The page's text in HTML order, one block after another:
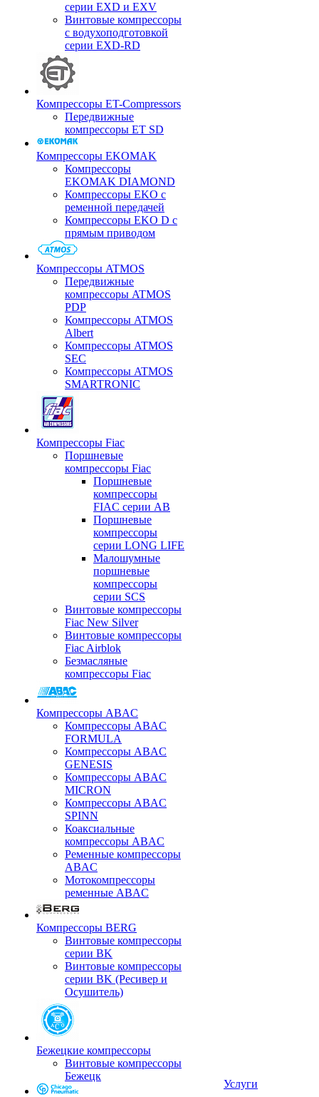
серии EXD и EXV
Винтовые компрессоры
с водухоподготовкой
серии EXD-RD
Компрессоры ET-Compressors
Передвижные
компрессоры ET SD
Компрессоры EKOMAK
Компрессоры
EKOMAK DIAMOND
Компрессоры EKO c
ременной передачей
Компрессоры EKO D с
прямым приводом
Компрессоры ATMOS
Передвижные
компрессоры ATMOS
PDP
Компрессоры ATMOS
Albert
Компрессоры ATMOS
SEC
Компрессоры ATMOS
SMARTRONIC
Компрессоры Fiac
Поршневые
компрессоры Fiac
Поршневые
компрессоры
FIAC серии AB
Поршневые
компрессоры
серии LONG LIFE
Малошумные
поршневые
компрессоры
серии SCS
Винтовые компрессоры
Fiac New Silver
Винтовые компрессоры
Fiac Airblok
Безмасляные
компрессоры Fiac
Компрессоры ABAC
Компрессоры ABAC
FORMULA
Компрессоры ABAC
GENESIS
Компрессоры ABAC
MICRON
Компрессоры ABAC
SPINN
Коаксиальные
компрессоры ABAC
Ременные компрессоры
ABAC
Мотокомпрессоры
ременные ABAC
Компрессоры BERG
Винтовые компрессоры
серии BK
Винтовые компрессоры
серии BK (Ресивер и
Осушитель)
Бежецкие компрессоры
Винтовые компрессоры
Бежецк
Услуги